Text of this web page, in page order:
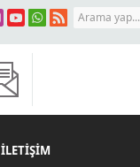
İLETIŞIM